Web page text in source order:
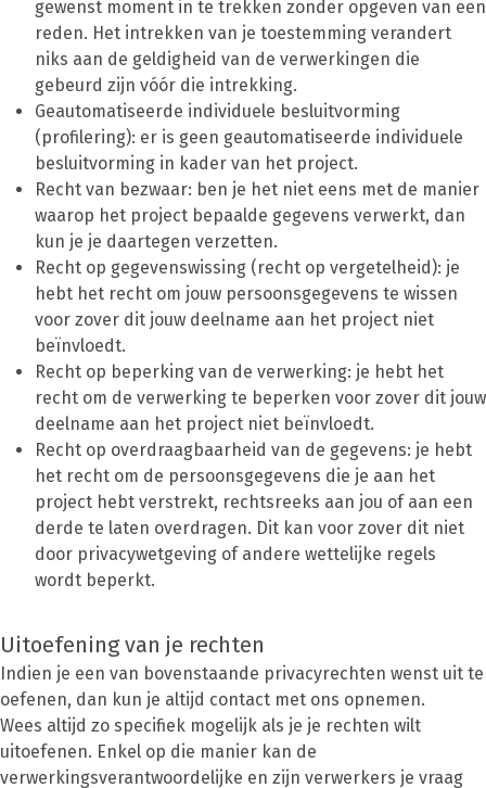
gewenst moment in te trekken zonder opgeven van een
reden. Het intrekken van je toestemming verandert
niks aan de geldigheid van de verwerkingen die
gebeurd zijn vóór die intrekking.
Geautomatiseerde individuele besluitvorming
(profilering): er is geen geautomatiseerde individuele
besluitvorming in kader van het project.
Recht van bezwaar: ben je het niet eens met de manier
waarop het project bepaalde gegevens verwerkt, dan
kun je je daartegen verzetten.
Recht op gegevenswissing (recht op vergetelheid): je
hebt het recht om jouw persoonsgegevens te wissen
voor zover dit jouw deelname aan het project niet
beïnvloedt.
Recht op beperking van de verwerking: je hebt het
recht om de verwerking te beperken voor zover dit jouw
deelname aan het project niet beïnvloedt.
Recht op overdraagbaarheid van de gegevens: je hebt
het recht om de persoonsgegevens die je aan het
project hebt verstrekt, rechtsreeks aan jou of aan een
derde te laten overdragen. Dit kan voor zover dit niet
door privacywetgeving of andere wettelijke regels
wordt beperkt.
Uitoefening van je rechten
Indien je een van bovenstaande privacyrechten wenst uit te
oefenen, dan kun je altijd contact met ons opnemen.
Wees altijd zo specifiek mogelijk als je je rechten wilt
uitoefenen. Enkel op die manier kan de
verwerkingsverantwoordelijke en zijn verwerkers je vraag